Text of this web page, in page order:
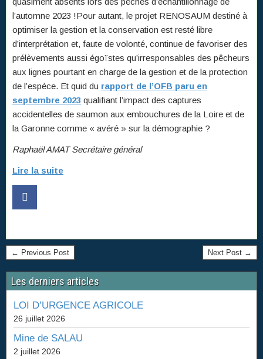
l’automne 2023 !Pour autant, le projet RENOSAUM destiné à
optimiser la gestion et la conservation est resté libre
d’interprétation et, faute de volonté, continue de favoriser des
prélèvements aussi égoïstes qu’irresponsables des pêcheurs
aux lignes pourtant en charge de la gestion et de la protection
de l’espèce. Et quid du rapport de l’OFB paru en
septembre 2023 qualifiant l’impact des captures
accidentelles de saumon aux embouchures de la Loire et de
la Garonne comme « avéré » sur la démographie ?
Raphaël AMAT Secrétaire général
Lire la suite
← Previous Post Next Post →
Les derniers articles
LOI D’URGENCE AGRICOLE
26 juillet 2026
Mine de SALAU
2 juillet 2026